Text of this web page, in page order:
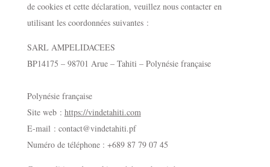
de cookies et cette déclaration, veuillez nous contacter en
utilisant les coordonnées suivantes :
SARL AMPELIDACEES
BP14175 – 98701 Arue – Tahiti – Polynésie française
Polynésie française
Site web : https://vindetahiti.com
E-mail : contact@vindetahiti.pf
Numéro de téléphone : +689 87 79 07 45